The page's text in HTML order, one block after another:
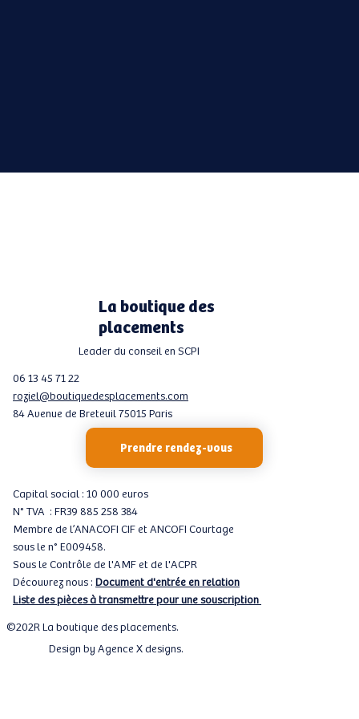
La boutique des
placements
Leader du conseil en SCPI
06 13 45 71 22
roziel@boutiquedesplacements.com
84 Avenue de Breteuil 75015 Paris
Prendre rendez-vous
Capital social : 10 000 euros
N° TVA : FR39 885 258 384
Membre de l’ANACOFI CIF et ANCOFI Courtage
sous le n° E009458.
Sous le Contrôle de l'AMF et de l'ACPR
Découvrez nous :Document d'entrée en relation
Liste des pièces à transmettre pour une souscription
©202R La boutique des placements.
Design byAgence X designs.